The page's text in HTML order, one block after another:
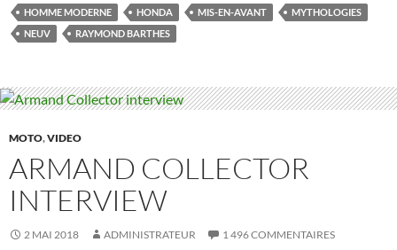
HOMME MODERNE HONDA MIS-EN-AVANT
MYTHOLOGIES
NEUV
RAYMOND BARTHES
MOTO,VIDEO
ARMAND COLLECTOR
INTERVIEW
2 MAI 2018 ADMINISTRATEUR 1 496 COMMENTAIRES